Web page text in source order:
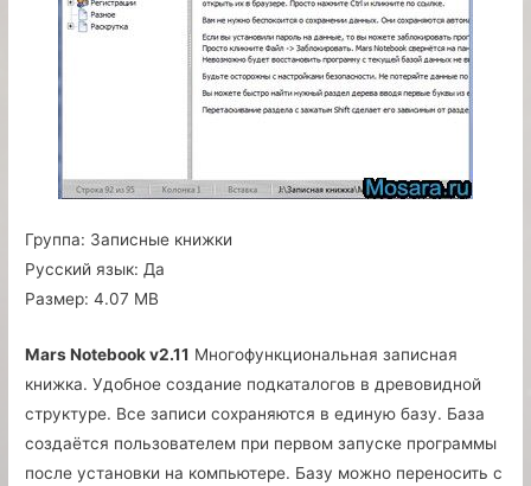
Группа: Записные книжки
Русский язык: Да
Размер: 4.07 MB
Mars Notebook v2.11 Многофункциональная записная
книжка. Удобное создание подкаталогов в древовидной
структуре. Все записи сохраняются в единую базу. База
создаётся пользователем при первом запуске программы
после установки на компьютере. Базу можно переносить с